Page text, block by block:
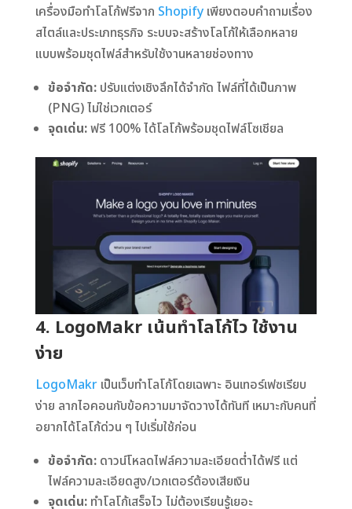
เครื่องมือทำโลโก้ฟรีจาก Shopifyเพียงตอบคำถามเรื่อง
สไตล์และประเภทธุรกิจ ระบบจะสร้างโลโก้ให้เลือกหลาย
แบบพร้อมชุดไฟล์สำหรับใช้งานหลายช่องทาง
ข้อจำกัด:ปรับแต่งเชิงลึกได้จำกัด ไฟล์ที่ได้เป็นภาพ
(PNG) ไม่ใช่เวกเตอร์
จุดเด่น:ฟรี 100% ได้โลโก้พร้อมชุดไฟล์โซเชียล
4. LogoMakr เน้นทำโลโก้ไว ใช้งาน
ง่าย
LogoMakrเป็นเว็บทำโลโก้โดยเฉพาะ อินเทอร์เฟซเรียบ
ง่าย ลากไอคอนกับข้อความมาจัดวางได้ทันที เหมาะกับคนที่
อยากได้โลโก้ด่วน ๆ ไปเริ่มใช้ก่อน
ข้อจำกัด:ดาวน์โหลดไฟล์ความละเอียดต่ำได้ฟรี แต่
ไฟล์ความละเอียดสูง/เวกเตอร์ต้องเสียเงิน
จุดเด่น:ทำโลโก้เสร็จไว ไม่ต้องเรียนรู้เยอะ